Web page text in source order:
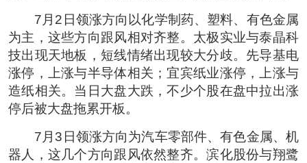
7月2日领涨方向以化学制药、塑料、有色金属
为主，这些方向跟风相对齐整。太极实业与泰晶科
技出现天地板，短线情绪出现较大分歧。先导基电
涨停，上涨与半导体相关；宜宾纸业涨停，上涨与
造纸相关。当日大盘大跌，不少个股在盘中拉出涨
停后被大盘拖累开板。
7月3日领涨方向为汽车零部件、有色金属、机
器人，这几个方向跟风依然整齐。滨化股份与翔鹭